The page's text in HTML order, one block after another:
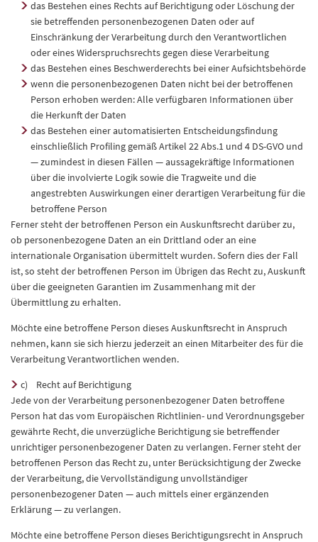
das Bestehen eines Rechts auf Berichtigung oder Löschung der
sie betreffenden personenbezogenen Daten oder auf
Einschränkung der Verarbeitung durch den Verantwortlichen
oder eines Widerspruchsrechts gegen diese Verarbeitung
das Bestehen eines Beschwerderechts bei einer Aufsichtsbehörde
wenn die personenbezogenen Daten nicht bei der betroffenen
Person erhoben werden: Alle verfügbaren Informationen über
die Herkunft der Daten
das Bestehen einer automatisierten Entscheidungsfindung
einschließlich Profiling gemäß Artikel 22 Abs.1 und 4 DS-GVO und
— zumindest in diesen Fällen — aussagekräftige Informationen
über die involvierte Logik sowie die Tragweite und die
angestrebten Auswirkungen einer derartigen Verarbeitung für die
betroffene Person
Ferner steht der betroffenen Person ein Auskunftsrecht darüber zu,
ob personenbezogene Daten an ein Drittland oder an eine
internationale Organisation übermittelt wurden. Sofern dies der Fall
ist, so steht der betroffenen Person im Übrigen das Recht zu, Auskunft
über die geeigneten Garantien im Zusammenhang mit der
Übermittlung zu erhalten.
Möchte eine betroffene Person dieses Auskunftsrecht in Anspruch
nehmen, kann sie sich hierzu jederzeit an einen Mitarbeiter des für die
Verarbeitung Verantwortlichen wenden.
c) Recht auf Berichtigung
Jede von der Verarbeitung personenbezogener Daten betroffene
Person hat das vom Europäischen Richtlinien- und Verordnungsgeber
gewährte Recht, die unverzügliche Berichtigung sie betreffender
unrichtiger personenbezogener Daten zu verlangen. Ferner steht der
betroffenen Person das Recht zu, unter Berücksichtigung der Zwecke
der Verarbeitung, die Vervollständigung unvollständiger
personenbezogener Daten — auch mittels einer ergänzenden
Erklärung — zu verlangen.
Möchte eine betroffene Person dieses Berichtigungsrecht in Anspruch